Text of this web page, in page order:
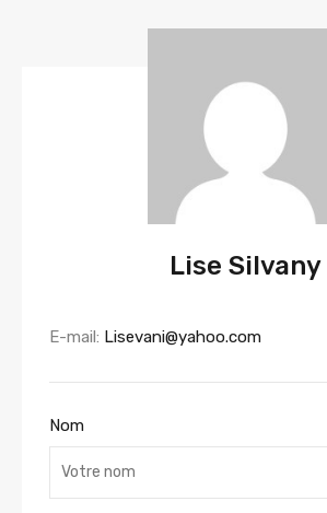
Lise Silvany
E-mail: Lisevani@yahoo.com
Nom